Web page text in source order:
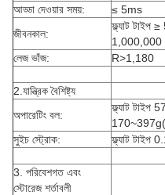
আড্ডা দেওয়ার সময়:
≤ 5ms
জীবনকাল:
ফ্ল্যাট টাইপ
1,000,000
লেজ ভাঁজ:
R>1,180
2.যান্ত্রিক বৈশিষ্ট্য
অপারেটিং বল:
ফ্ল্যাট টাইপ
সুইচ স্ট্রোক:
ফ্ল্যাট টাইপ
3. পরিবেশগত এবং
স্টোরেজ শর্তাবলী